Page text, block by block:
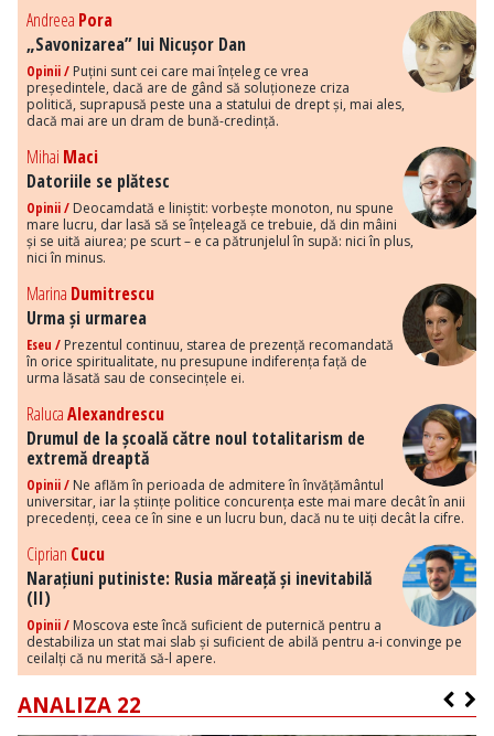
Andreea Pora
„Savonizarea” lui Nicușor Dan
Opinii / Puțini sunt cei care mai înțeleg ce vrea
președintele, dacă are de gând să soluționeze criza
politică, suprapusă peste una a statului de drept și, mai ales,
dacă mai are un dram de bună-credință.
Mihai Maci
Datoriile se plătesc
Opinii / Deocamdată e liniștit: vorbește monoton, nu spune
mare lucru, dar lasă să se înțeleagă ce trebuie, dă din mâini
și se uită aiurea; pe scurt – e ca pătrunjelul în supă: nici în plus,
nici în minus.
Marina Dumitrescu
Urma și urmarea
Eseu / Prezentul continuu, starea de prezență recomandată
în orice spiritualitate, nu presupune indiferența față de
urma lăsată sau de consecințele ei.
RalucaAlexandrescu
Drumul de la școală către noul totalitarism de
extremă dreaptă
Opinii / Ne aflăm în perioada de admitere în învățământul
universitar, iar la științe politice concurența este mai mare decât în anii
precedenți, ceea ce în sine e un lucru bun, dacă nu te uiți decât la cifre.
Ciprian Cucu
Narațiuni putiniste: Rusia măreață și inevitabilă
(II)
Opinii / Moscova este încă suficient de puternică pentru a
destabiliza un stat mai slab și suficient de abilă pentru a-i convinge pe
ceilalți că nu merită să-l apere.
ANALIZA 22